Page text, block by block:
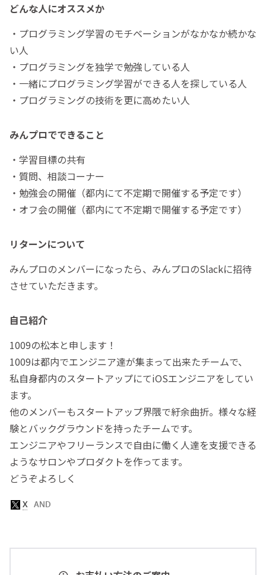
どんな人にオススメか
・プログラミング学習のモチベーションがなかなか続かな
い人
・プログラミングを独学で勉強している人
・一緒にプログラミング学習ができる人を探している人
・プログラミングの技術を更に高めたい人
みんプロでできること
・学習目標の共有
・質問、相談コーナー
・勉強会の開催（都内にて不定期で開催する予定です）
・オフ会の開催（都内にて不定期で開催する予定です）
リターンについて
みんプロのメンバーになったら、みんプロのSlackに招待
させていただきます。
自己紹介
1009の松本と申します！
1009は都内でエンジニア達が集まって出来たチームで、
私自身都内のスタートアップにてiOSエンジニアをしてい
ます。
他のメンバーもスタートアップ界隈で紆余曲折。様々な経
験とバックグラウンドを持ったチームです。
エンジニアやフリーランスで自由に働く人達を支援できる
ようなサロンやプロダクトを作ってます。
どうぞよろしく